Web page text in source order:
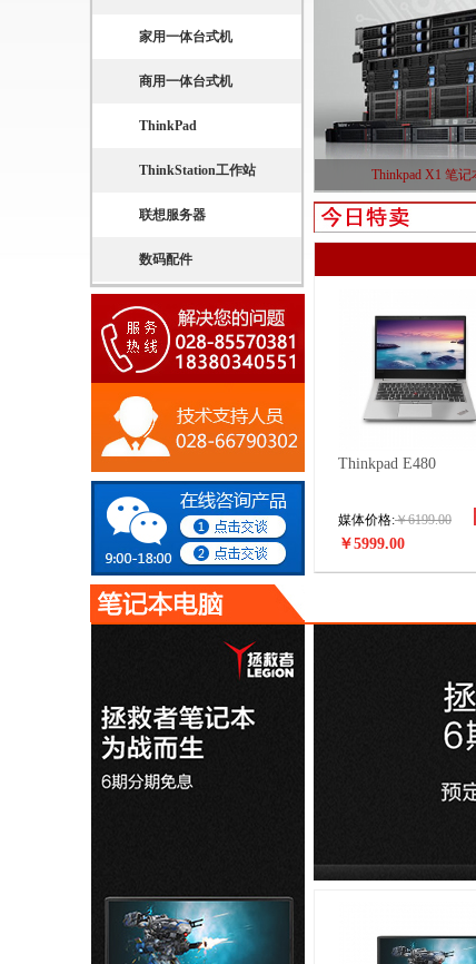
家用一体台式机
商用一体台式机
ThinkPad
ThinkStation工作站
联想服务器
数码配件
家用一体台式机
商用一体台式机
ThinkPad
ThinkStation工作站
联想服务器
数码配件
Thinkpad X1 笔记
Thinkpad E480
媒体价格:￥6199.00
￥5999.00